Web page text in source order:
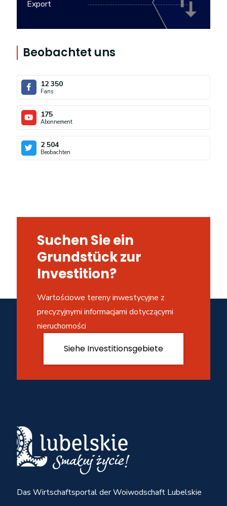
Export
Beobachtet uns
12 350
Fans
175
Abonnement
2 504
Beobachten
Suchen Sie ein
Grundstück zur
Investition?
Wartościowe tereny inwestycyjne z
precyzyjnymi informacjami dotyczącymi
nieruchomości
Siehe Investitionsgebiete
Das Wirtschaftsportal der Woiwodschaft Lubelskie